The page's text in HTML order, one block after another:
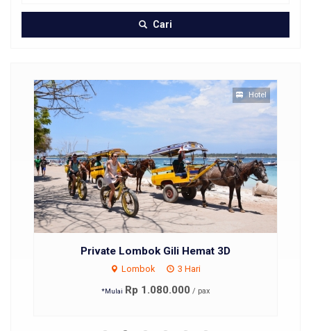
Cari
Private Lombok Gili Hemat 3D
Lombok 3 Hari
*Mulai Rp 1.080.000 / pax
Hotel